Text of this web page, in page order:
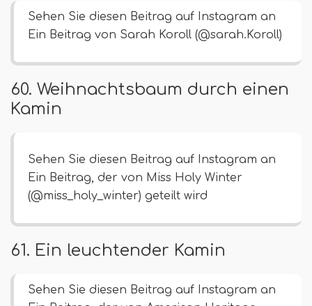
Sehen Sie diesen Beitrag auf Instagram an
Ein Beitrag von Sarah Koroll (@sarah.Koroll)
60. Weihnachtsbaum durch einen
Kamin
Sehen Sie diesen Beitrag auf Instagram an
Ein Beitrag, der von Miss Holy Winter
(@miss_holy_winter) geteilt wird
61. Ein leuchtender Kamin
Sehen Sie diesen Beitrag auf Instagram an